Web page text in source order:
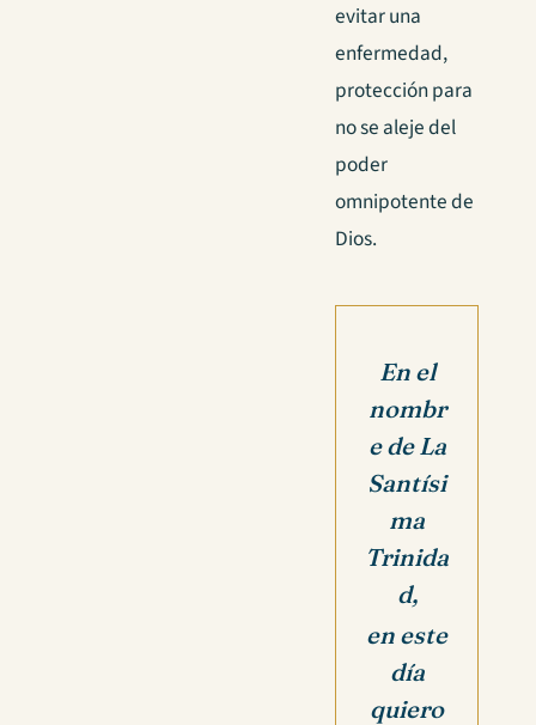
evitar una
enfermedad,
protección para
no se aleje del
poder
omnipotente de
Dios.
En el
nombr
e de La
Santísi
ma
Trinida
d,
en este
día
quiero